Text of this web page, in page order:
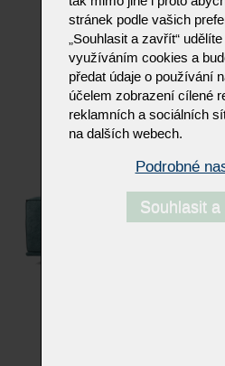
na Vás, jaký model,
Kompletní přehled
Slevy se nevztahují na
stránek podle vašich
„Souhlasit a zavřít“
využíváním cookies a
předat údaje o používání
účelem zobrazení cílené
reklamních a sociálních
na dalších webech.
Podrobné
Souhlasit